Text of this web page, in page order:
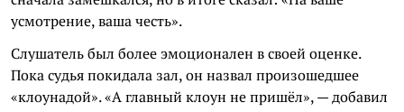
усмотрение, ваша честь».
Слушатель был более эмоционален в своей оценке.
Пока судья покидала зал, он назвал произошедшее
«клоунадой». «А главный клоун не пришёл», — добавил